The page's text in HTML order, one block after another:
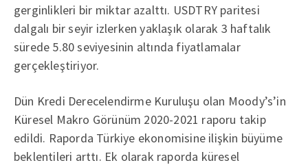
gerginlikleri bir miktar azalttı. USDTRY paritesi
dalgalı bir seyir izlerken yaklaşık olarak 3 haftalık
sürede 5.80 seviyesinin altında fiyatlamalar
gerçekleştiriyor.
Dün Kredi Derecelendirme Kuruluşu olan Moody’s’in
Küresel Makro Görünüm 2020-2021 raporu takip
edildi. Raporda Türkiye ekonomisine ilişkin büyüme
beklentileri arttı. Ek olarak raporda küresel